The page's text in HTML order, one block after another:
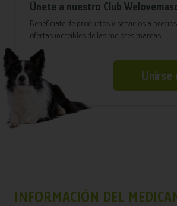
Únete a nuestro Club
Benefíciate de productos y servicios a
ofertas increíbles de las mejores marcas
Unirse
INFORMACIÓN DEL